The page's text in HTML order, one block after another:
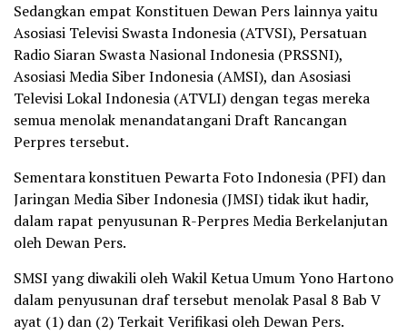
Sedangkan empat Konstituen Dewan Pers lainnya yaitu
Asosiasi Televisi Swasta Indonesia (ATVSI), Persatuan
Radio Siaran Swasta Nasional Indonesia (PRSSNI),
Asosiasi Media Siber Indonesia (AMSI), dan Asosiasi
Televisi Lokal Indonesia (ATVLI) dengan tegas mereka
semua menolak menandatangani Draft Rancangan
Perpres tersebut.
Sementara konstituen Pewarta Foto Indonesia (PFI) dan
Jaringan Media Siber Indonesia (JMSI) tidak ikut hadir,
dalam rapat penyusunan R-Perpres Media Berkelanjutan
oleh Dewan Pers.
SMSI yang diwakili oleh Wakil Ketua Umum Yono Hartono
dalam penyusunan draf tersebut menolak Pasal 8 Bab V
ayat (1) dan (2) Terkait Verifikasi oleh Dewan Pers.